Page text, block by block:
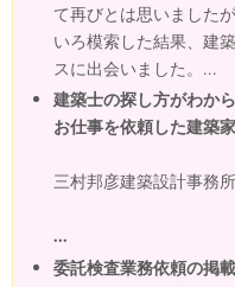
て再びとは思いました
いろ模索した結果、建
スに出会いました。...
建築士の探し方がわか
お仕事を依頼した建築家
三村邦彦建築設計事務
...
委託検査業務依頼の掲